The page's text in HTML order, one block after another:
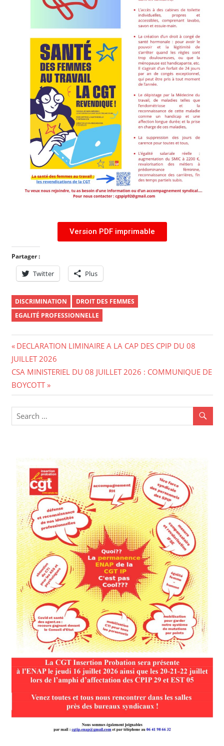
Version PDF imprimable
Partager :
Twitter Plus
DISCRIMINATION
DROIT DES FEMMES
EGALITÉ PROFESSIONNELLE
DECLARATION LIMINAIRE A LA CAP DES CPIP DU 08
JUILLET 2026
CSA MINISTERIEL DU 08 JUILLET 2026 : COMMUNIQUE DE
BOYCOTT